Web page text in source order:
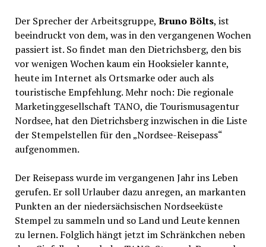
Der Sprecher der Arbeitsgruppe, Bruno Bölts, ist
beeindruckt von dem, was in den vergangenen Wochen
passiert ist. So findet man den Dietrichsberg, den bis
vor wenigen Wochen kaum ein Hooksieler kannte,
heute im Internet als Ortsmarke oder auch als
touristische Empfehlung. Mehr noch: Die regionale
Marketinggesellschaft TANO, die Tourismusagentur
Nordsee, hat den Dietrichsberg inzwischen in die Liste
der Stempelstellen für den „Nordsee-Reisepass“
aufgenommen.
Der Reisepass wurde im vergangenen Jahr ins Leben
gerufen. Er soll Urlauber dazu anregen, an markanten
Punkten an der niedersächsischen Nordseeküste
Stempel zu sammeln und so Land und Leute kennen
zu lernen. Folglich hängt jetzt im Schränkchen neben